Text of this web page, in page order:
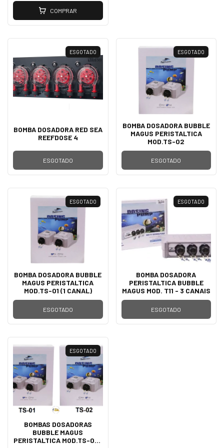
COMPRAR
ESGOTADO
BOMBA DOSADORA RED SEA
REEFDOSE 4
ESGOTADO
ESGOTADO
BOMBA DOSADORA BUBBLE
MAGUS PERISTALTICA
MOD.TS-02
ESGOTADO
ESGOTADO
BOMBA DOSADORA BUBBLE
MAGUS PERISTALTICA
MOD.TS-01 (1 CANAL)
ESGOTADO
ESGOTADO
BOMBA DOSADORA
PERISTALTICA BUBBLE
MAGUS MOD. T11 - 3 CANAIS
ESGOTADO
ESGOTADO
BOMBAS DOSADORAS
BUBBLE MAGUS
PERISTALTICA MOD.TS-01 E